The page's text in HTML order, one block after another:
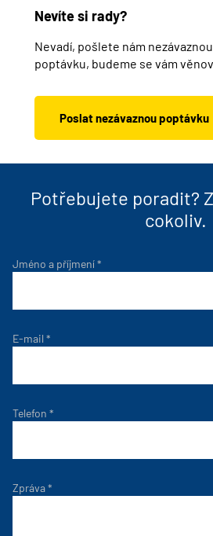
Nevíte si rady?
Nevadí, pošlete nám nezávaznou
poptávku, budeme se vám
Poslat nezávaznou poptávku
Potřebujete poradit?
cokoliv.
Jméno a příjmení*
E-mail *
Telefon *
Zpráva*